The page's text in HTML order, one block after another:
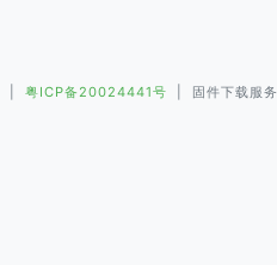
粤ICP备20024441号 | 固件下载服